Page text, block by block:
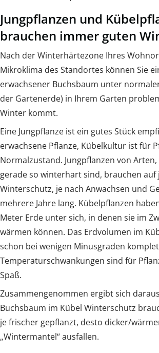
Jungpflanzen und
brauchen immer guten
Nach der Winterhärtezone Ihres
Mikroklima des Standortes können Sie
erwachsener Buchsbaum unter
der Gartenerde) in Ihrem Garten
Winter kommt.
Eine Jungpflanze ist ein gutes Stück
erwachsene Pflanze, Kübelkultur ist für
Normalzustand. Jungpflanzen von
gerade so winterhart sind, brauchen auf
Winterschutz, je nach Anwachsen und
mehrere Jahre lang. Kübelpflanzen
Meter Erde unter sich, in denen sie im
wärmen können. Das Erdvolumen im
schon bei wenigen Minusgraden
Temperaturschwankungen sind für
Spaß.
Zusammengenommen ergibt sich
Buchsbaum im Kübel Winterschutz
je frischer gepflanzt, desto dicker/
„Wintermantel“ ausfallen.